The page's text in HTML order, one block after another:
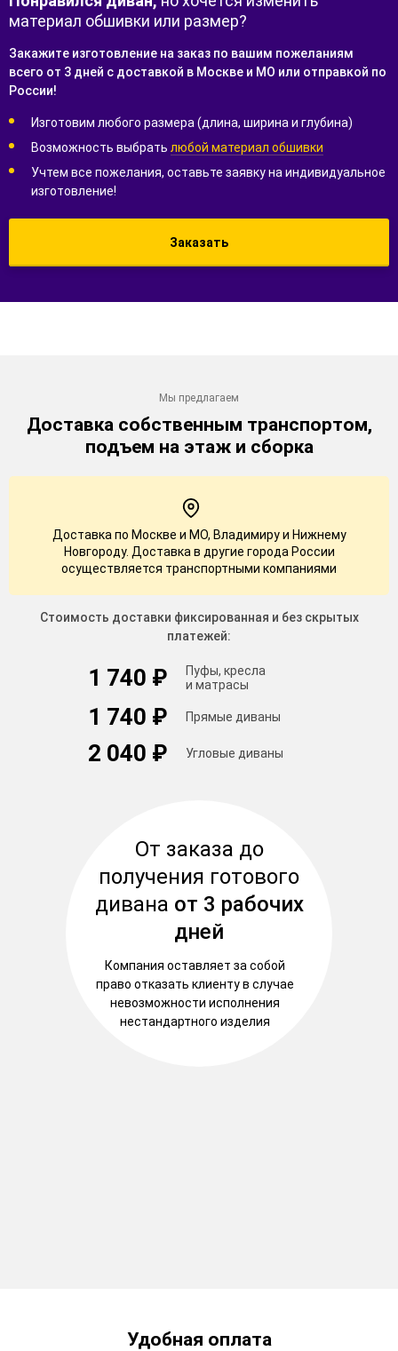
материал обшивки или размер?
Закажите изготовление на заказ по вашим пожеланиям
всего от 3 дней с доставкой в Москве и МО или отправкой по
России!
Изготовим любого размера (длина, ширина и глубина)
Возможность выбрать любой материал обшивки
Учтем все пожелания, оставьте заявку на индивидуальное
изготовление!
Заказать
Мы предлагаем
Доставка собственным транспортом,
подъем на этаж и сборка
Доставка по Москве и МО, Владимиру и Нижнему
Новгороду. Доставка в другие города России
осуществляется транспортными компаниями
Стоимость доставки фиксированная и без скрытых
платежей:
1 740 ₽
Пуфы, кресла
и матрасы
1 740 ₽ Прямые диваны
2 040 ₽ Угловые диваны
От заказа до
получения готового
дивана от 3 рабочих
дней
Компания оставляет за собой
право отказать клиенту в случае
невозможности исполнения
нестандартного изделия
Удобная оплата